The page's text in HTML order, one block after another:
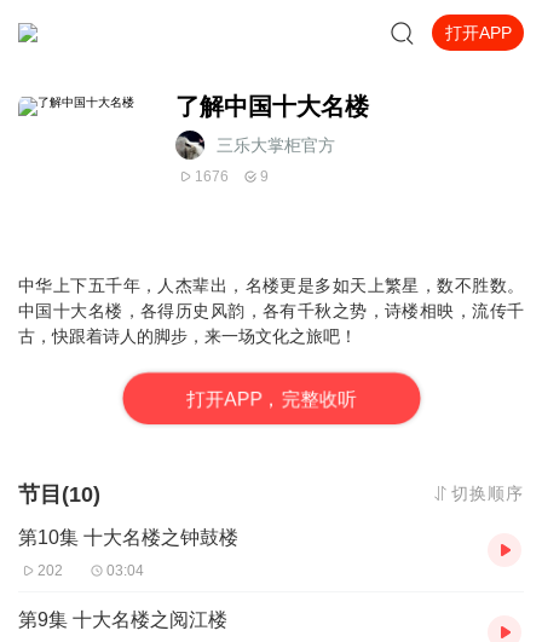
打开APP
了解中国十大名楼
三乐大掌柜官方
1676 9
中华上下五千年，人杰辈出，名楼更是多如天上繁星，数不胜数。
中国十大名楼，各得历史风韵，各有千秋之势，诗楼相映，流传千
古，快跟着诗人的脚步，来一场文化之旅吧！
打开APP，完整收听
节目(10) 切换顺序
第10集 十大名楼之钟鼓楼
202 03:04
第9集 十大名楼之阅江楼